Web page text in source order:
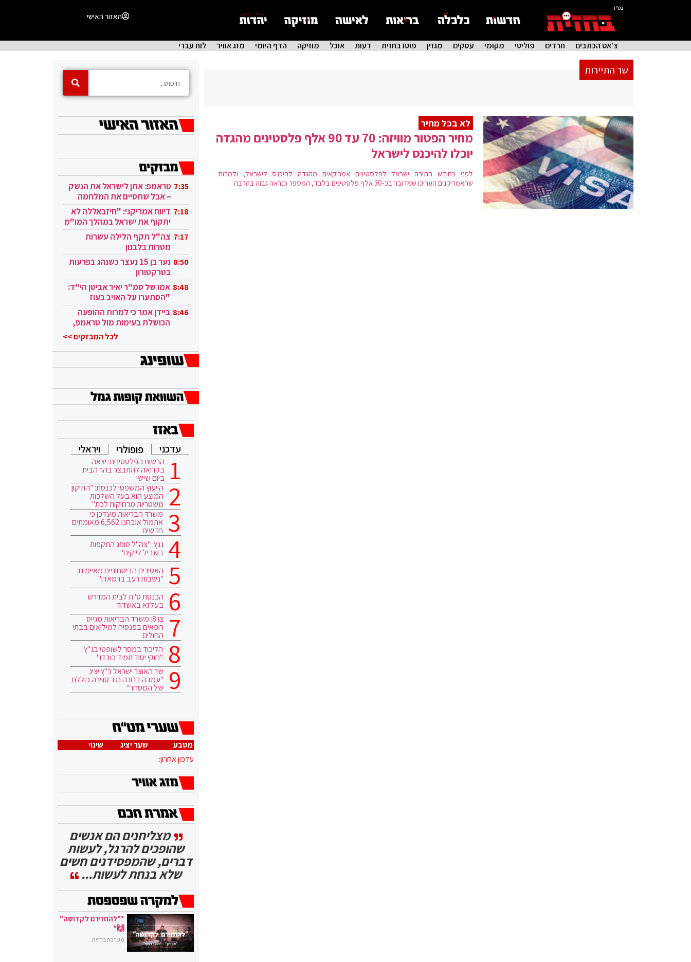
בס"ד
האזור האישי
צ'אט הכתבים חרדים פוליטי מקומי עסקים מגזין פוטו בחזית דעות אוכל מוזיקה הדף היומי מזג אוויר לוח עברי
שר התיירות
לא בכל מחיר
מחיר הפטור מוויזה: 70 עד 90 אלף פלסטינים מהגדה
יוכלו להיכנס לישראל
לפני כחודש התירה ישראל לפלסטינים אמריקאים מהגדה להיכנס לישראל, ולמרות
שהאמריקנים העריכו שמדובר בכ-30 אלף פלסטינים בלבד, המספר כנראה גבוה בהרבה
7:35 טראמפ: אתן לישראל את הנשק
– אבל שתסיים את המלחמה
בעזה 7:18 דיווח אמריקני: "חיזבאללה לא
יתקוף את ישראל במהלך המו"מ
בקטאר" 7:17 צה"ל תקף הלילה עשרות
מטרות בלבנון
8:50
נער בן 15 נעצר כשנהג בפרעות
בטרקטורון
8:48 אמו של סמ"ר יאיר אביטן הי"ד:
"הסתערו על האויב בעוז
ובגבורה" 8:46 ביידן אמר כי למרות ההופעה
הכושלת בעימות מול טראמפ,
לכל המבזקים >>
עדכני פופולרי ויראלי
הרשות הפלסטינית: יצאה
בקריאה להתבצר בהר הבית
ביום שישי
הייעוץ המשפטי לכנסת: "התיקון
המוצע הוא בעל השלכות
משטריות מרחיקות לכת"
משרד הבריאות מעדכן כי
אתמול אובחנו 6,562 מאומתים
חדשים
גנץ: "צה"ל סופג התקפות
בשביל לייקים"
האסירים הביטחוניים מאיימים:
"נשבות רעב ברמאדן"
הכנסת ס"ת לבית המדרש
בעלזא באשדוד
צו 8: משרד הבריאות מגייס
רופאים בפנסיה למילואים בבתי
החולים
הליכוד במסר לשופטי בג"ץ:
"חוקי יסוד תמיד כובדו"
שר האוצר ישראל כ"ץ יציג
"עמדה ברורה נגד סגירה כוללת
של המסחר"
מטבע שער יציג
שינוי
עדכון אחרון:
מצליחנים הם אנשים
שהופכים להרגל, לעשות
דברים, שהמפסידנים חשים
שלא בנחת לעשות...
*"להחזירם לקדושה"
🙌*
מערכת בחזית